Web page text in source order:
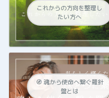
これからの方向を整理し
たい方へ
🧭 魂から使命へ繋ぐ羅針
盤とは